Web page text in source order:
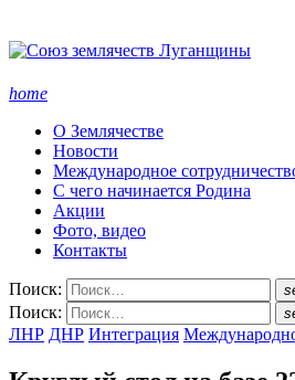
home
О Землячестве
Новости
Международное
С чего начинается Родина
Акции
Фото, видео
Контакты
Поиск:
Поиск:
ЛНР ДНР Интеграция